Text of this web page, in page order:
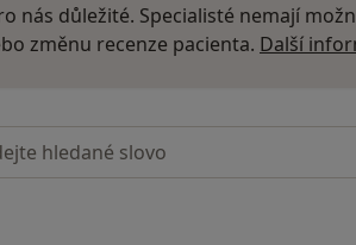
nás důležité. Specialisté nemají
změnu recenze pacienta. Další
v názorech